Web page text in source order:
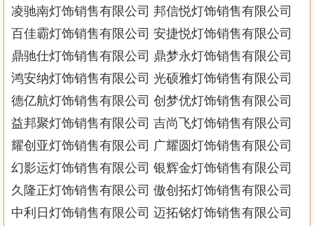
凌驰南灯饰销售有限公司 邦信悦灯饰销售有限公司
百佳霸灯饰销售有限公司 安捷悦灯饰销售有限公司
鼎驰仕灯饰销售有限公司 鼎梦永灯饰销售有限公司
鸿安纳灯饰销售有限公司 光硕雅灯饰销售有限公司
德亿航灯饰销售有限公司 创梦优灯饰销售有限公司
益邦聚灯饰销售有限公司 吉尚飞灯饰销售有限公司
耀创亚灯饰销售有限公司 广耀圆灯饰销售有限公司
幻影运灯饰销售有限公司 银辉金灯饰销售有限公司
久隆正灯饰销售有限公司 傲创拓灯饰销售有限公司
中利日灯饰销售有限公司 迈拓铭灯饰销售有限公司